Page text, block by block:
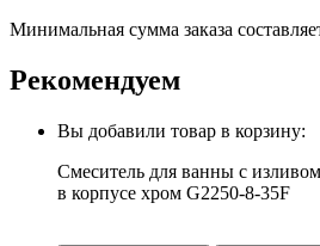
Минимальная сумма заказа
Рекомендуем
Вы добавили товар в корзину:
Смеситель для ванны с
в корпусе хром G2250-8-35F